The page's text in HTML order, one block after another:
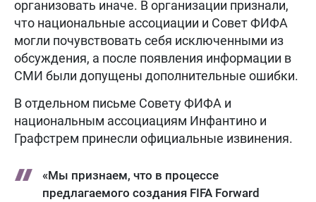
организовать иначе. В организации признали,
что национальные ассоциации и Совет ФИФА
могли почувствовать себя исключенными из
обсуждения, а после появления информации в
СМИ были допущены дополнительные ошибки.
В отдельном письме Совету ФИФА и
национальным ассоциациям Инфантино и
Графстрем принесли официальные извинения.
«Мы признаем, что в процессе
предлагаемого создания FIFA Forward